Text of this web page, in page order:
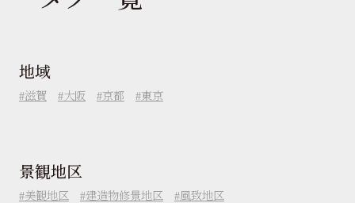
地域
滋賀 大阪 京都 東京
景観地区
美観地区 建造物修景地区 風致地区